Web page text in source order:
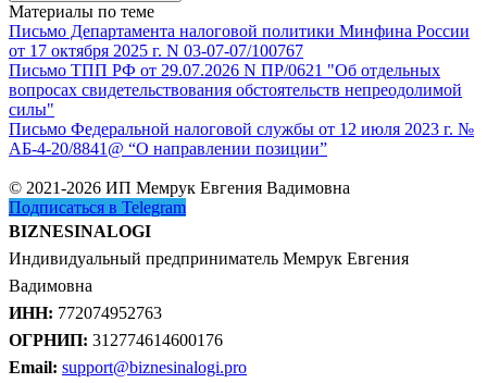
Материалы по теме
Письмо Департамента налоговой политики Минфина России
от 17 октября 2025 г. N 03-07-07/100767
Письмо ТПП РФ от 29.07.2026 N ПР/0621 "Об отдельных
вопросах свидетельствования обстоятельств непреодолимой
силы"
Письмо Федеральной налоговой службы от 12 июля 2023 г. №
АБ-4-20/8841@ “О направлении позиции”
© 2021-2026 ИП Мемрук Евгения Вадимовна
Подписаться в Telegram
BIZNESINALOGI
Индивидуальный предприниматель Мемрук Евгения
Вадимовна
ИНН: 772074952763
ОГРНИП: 312774614600176
Email: support@biznesinalogi.pro